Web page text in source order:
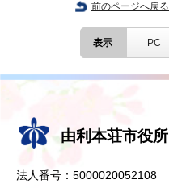
前のページへ戻る
表示 PC
由利本荘市役所
法人番号：5000020052108